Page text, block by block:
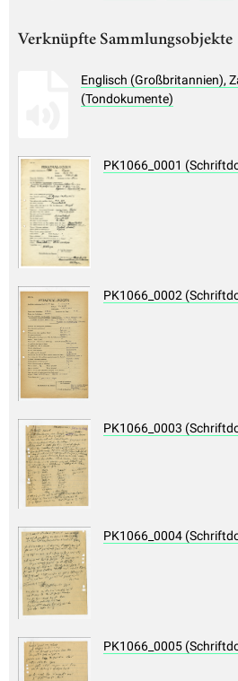
Verknüpfte Sammlungsobjekte
Englisch (Großbritannien),
(Tondokumente)
PK1066_0001
PK1066_0002
PK1066_0003
PK1066_0004
PK1066_0005